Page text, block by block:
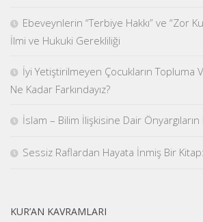
Ebeveynlerin “Terbiye Hakkı” ve “Zor
İlmi ve Hukuki Gerekliliği
İyi Yetiştirilmeyen Çocukların Topluma
Ne Kadar Farkındayız?
İslam – Bilim İlişkisine Dair
Sessiz Raflardan Hayata İnmiş Bir
KUR’AN KAVRAMLARI